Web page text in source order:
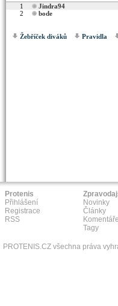
1 Jindra94
2 bode
Žebříček diváků Pravidla
Protenis
Přihlášení
Registrace
RSS
Novinky
Články
Komentáře
Tagy
PROTENIS.CZ všechna práva